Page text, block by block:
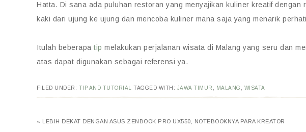
Hatta. Di sana ada puluhan restoran yang menyajikan kuliner kreatif dengan
kaki dari ujung ke ujung dan mencoba kuliner mana saja yang menarik
Itulah beberapa tip melakukan perjalanan wisata di Malang yang seru dan
atas dapat digunakan sebagai referensi ya.
FILED UNDER: TIP AND TUTORIAL TAGGED WITH: JAWA TIMUR MALANG WISATA
« LEBIH DEKAT DENGAN ASUS ZENBOOK PRO UX550, NOTEBOOKNYA PARA KREATOR